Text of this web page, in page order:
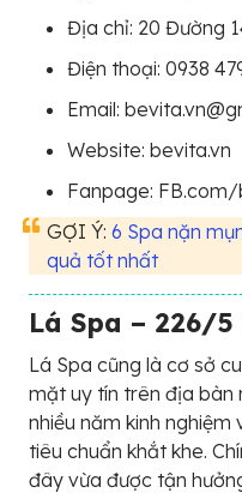
Địa chỉ: 20 Đường
Điện thoại: 0938
Email:
Website: bevita.vn
Fanpage:
GỢI Ý: 6 Spa nặn
quả tốt nhất
Lá Spa – 226/
Lá Spa cũng là cơ sở
mặt uy tín trên địa bàn
nhiều năm kinh
tiêu chuẩn khắt khe.
đây vừa được tận